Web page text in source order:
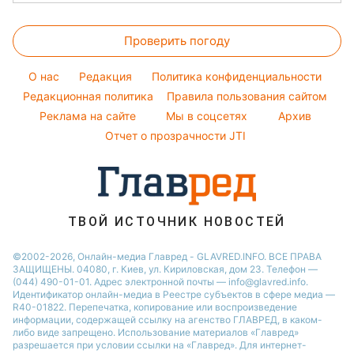
Новости Одессы
Новости Харькова
Праздничное меню
Народные приметы
Все о шоу-бизнесе
Магнитные бури
Погода на сегодня
Погода на завтра
Пылевая буря
Уборка
Комнатные растения
Авто
Проверить погоду
O нас Редакция
Политика конфиденциальности
Редакционная политика
Правила пользования сайтом
Реклама на сайте
Мы в соцсетях
Архив
Отчет о прозрачности JTI
ТВОЙ ИСТОЧНИК НОВОСТЕЙ
©2002-2026, Онлайн-медиа Главред - GLAVRED.INFO. ВСЕ ПРАВА
ЗАЩИЩЕНЫ. 04080, г. Киев, ул. Кириловская, дом 23. Телефон —
(044) 490-01-01. Адрес электронной почты — info@glavred.info.
Идентификатор онлайн-медиа в Реестре cубъектов в сфере медиа —
R40-01822. Перепечатка, копирование или воспроизведение
информации, содержащей ссылку на агенство ГЛАВРЕД, в каком-
либо виде запрещено. Использование материалов «Главред»
разрешается при условии ссылки на «Главред». Для интернет-